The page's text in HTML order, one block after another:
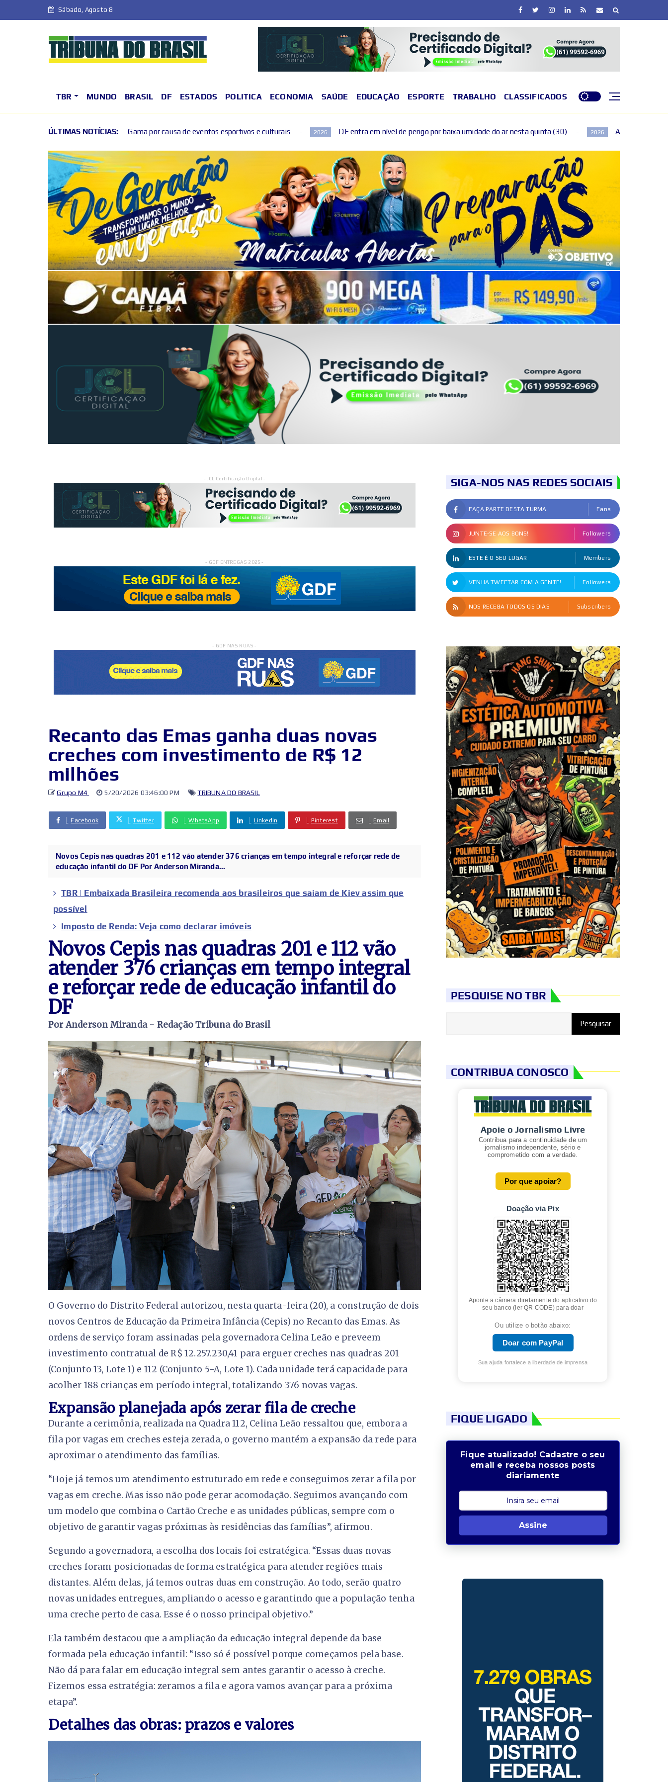
Sábado, Agosto 8
TBR MUNDO BRASIL DF ESTADOS POLITICA ECONOMIA SAÚDE EDUCAÇÃO ESPORTE TRABALHO CLASSIFICADOS
ÚLTIMAS NOTÍCIAS:
e no Gama por causa de eventos esportivos e culturais 2026 DF entra em nível de perigo por baixa umidade do ar nesta quinta (30) 2026 Após os 40: como as mudanças
- JCL Certificação Digital -
- GDF ENTREGAS 2025 -
- GDF NAS RUAS -
Recanto das Emas ganha duas novas
creches com investimento de R$ 12
milhões
Grupo M4 5/20/2026 03:46:00 PM TRIBUNA DO BRASIL
Facebook Twitter WhatsApp Linkedin Pinterest Email
Novos Cepis nas quadras 201 e 112 vão atender 376 crianças em tempo integral e reforçar rede de
educação infantil do DF Por Anderson Miranda...
TBR | Embaixada Brasileira recomenda aos brasileiros que saiam de Kiev assim que
possível
Imposto de Renda: Veja como declarar imóveis
Novos Cepis nas quadras 201 e 112 vão
atender 376 crianças em tempo integral
e reforçar rede de educação infantil do
DF
Por Anderson Miranda - Redação Tribuna do Brasil
O Governo do Distrito Federal autorizou, nesta quarta-feira (20), a construção de dois
novos Centros de Educação da Primeira Infância (Cepis) no Recanto das Emas. As
ordens de serviço foram assinadas pela governadora Celina Leão e preveem
investimento contratual de R$ 12.257.230,41 para erguer creches nas quadras 201
(Conjunto 13, Lote 1) e 112 (Conjunto 5-A, Lote 1). Cada unidade terá capacidade para
acolher 188 crianças em período integral, totalizando 376 novas vagas.
Expansão planejada após zerar fila de creche
Durante a cerimônia, realizada na Quadra 112, Celina Leão ressaltou que, embora a
fila por vagas em creches esteja zerada, o governo mantém a expansão da rede para
aproximar o atendimento das famílias.
“Hoje já temos um atendimento estruturado em rede e conseguimos zerar a fila por
vagas em creche. Mas isso não pode gerar acomodação. Seguimos avançando com
um modelo que combina o Cartão Creche e as unidades públicas, sempre com o
objetivo de garantir vagas próximas às residências das famílias”, afirmou.
Segundo a governadora, a escolha dos locais foi estratégica. “Essas duas novas
creches foram posicionadas de forma estratégica para atender regiões mais
distantes. Além delas, já temos outras duas em construção. Ao todo, serão quatro
novas unidades entregues, ampliando o acesso e garantindo que a população tenha
uma creche perto de casa. Esse é o nosso principal objetivo.”
Ela também destacou que a ampliação da educação integral depende da base
formada pela educação infantil: “Isso só é possível porque começamos pela base.
Não dá para falar em educação integral sem antes garantir o acesso à creche.
Fizemos essa estratégia: zeramos a fila e agora vamos avançar para a próxima
etapa”.
Detalhes das obras: prazos e valores
SIGA-NOS NAS REDES SOCIAIS
FAÇA PARTE DESTA TURMA Fans
JUNTE-SE AOS BONS! Followers
ESTE É O SEU LUGAR Members
VENHA TWEETAR COM A GENTE! Followers
NOS RECEBA TODOS OS DIAS Subscribers
PESQUISE NO TBR
CONTRIBUA CONOSCO
Apoie o Jornalismo Livre
Contribua para a continuidade de um
jornalismo independente, sério e
comprometido com a verdade.
Por que apoiar?
Doação via Pix
Aponte a câmera diretamente do aplicativo do
seu banco (ler QR CODE) para doar
Ou utilize o botão abaixo:
Doar com PayPal
Sua ajuda fortalece a liberdade de imprensa
FIQUE LIGADO
Fique atualizado! Cadastre o seu
email e receba nossos posts
diariamente
Assine